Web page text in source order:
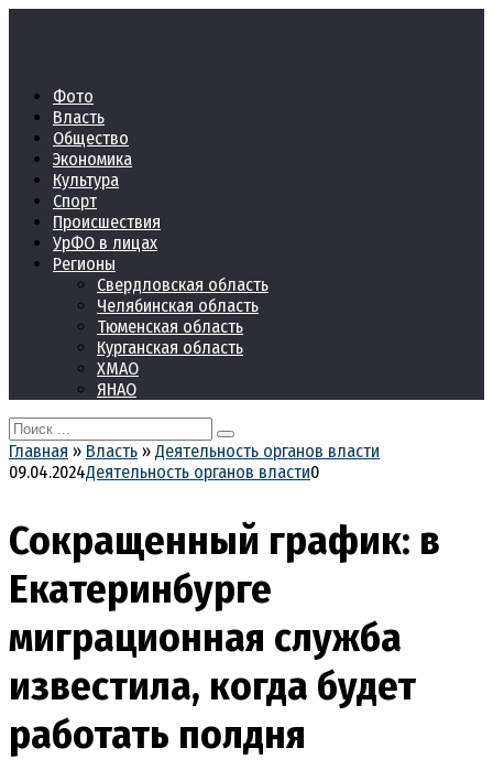
Фото
Власть
Общество
Экономика
Культура
Спорт
Происшествия
УрФО в лицах
Регионы
Свердловская область
Челябинская область
Тюменская область
Курганская область
ХМАО
ЯНАО
Search
for:
Главная » Власть » Деятельность органов власти
09.04.2024Деятельность органов власти0
Сокращенный график: в
Екатеринбурге
миграционная служба
известила, когда будет
работать полдня